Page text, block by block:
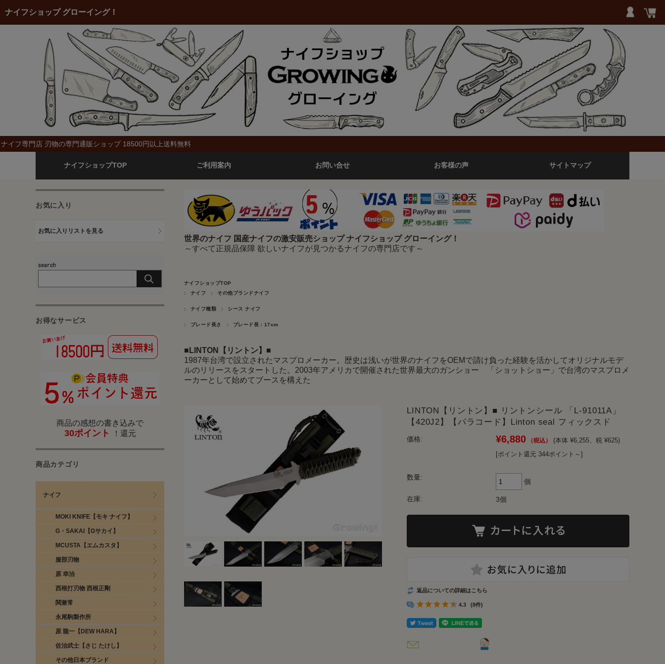
ナイフショップ グローイング！
ナイフ専門店 刃物の専門通販ショップ 18500円以上送料無料
ナイフショップTOP ご利用案内 お問い合せ お客様の声 サイトマップ
世界のナイフ 国産ナイフの激安販売ショップ ナイフショップ グローイング！
～すべて正規品保障 欲しいナイフが見つかるナイフの専門店です～
ナイフショップTOP
ナイフ
その他ブランドナイフ
ナイフ種類 シース ナイフ
ブレード長さ ブレード長：17cm
■ LINTON【リントン】 ■
1987年台湾で設立されたマスプロメーカー。歴史は浅いが世界のナイフをOEMで請け負った経験を活かしてオリジナルモデ
ルのリリースをスタートした。2003年アメリカで開催された世界最大のガンショー 「ショットショー」で台湾のマスプロメ
ーカーとして始めてブースを構えた
LINTON【リントン】■ リントンシール 「L-91011A」
【420J2】【パラコード】Linton seal フィックスド
価格: ¥6,880
(本体 ¥6,255、税 ¥625)
[ポイント還元 344ポイント～]
数量:
個
在庫: 3個
返品についての詳細はこちら
4.3 (8件)
お気に入り
お気に入りリストを見る
お得なサービス
商品の感想の書き込みで
30ポイント ！還元
商品カテゴリ
ナイフ
MOKI KNIFE【モキ ナイフ】
G・SAKAI【Gサカイ】
MCUSTA【エムカスタ】
服部刃物
原 幸治
西根打刃物 西根正剛
関兼常
永尾駒製作所
原 龍一【DEW HARA】
佐治武士【さじ たけし】
その他日本ブランド